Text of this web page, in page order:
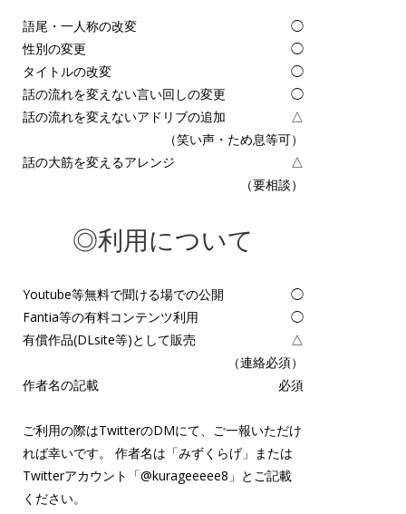
語尾・一人称の改変
◯
性別の変更
◯
タイトルの改変
◯
話の流れを変えない言い回しの変更
◯
話の流れを変えないアドリブの追加
△
（笑い声・ため息等可）
話の大筋を変えるアレンジ
△
（要相談）
◎利用について
Youtube等無料で聞ける場での公開
◯
Fantia等の有料コンテンツ利用
◯
有償作品(DLsite等)として販売
△
（連絡必須）
作者名の記載
必須
ご利用の際はTwitterのDMにて、ご一報いただけ
れば幸いです。 作者名は「みずくらげ」または
Twitterアカウント「@kurageeeee8 」とご記載
ください。